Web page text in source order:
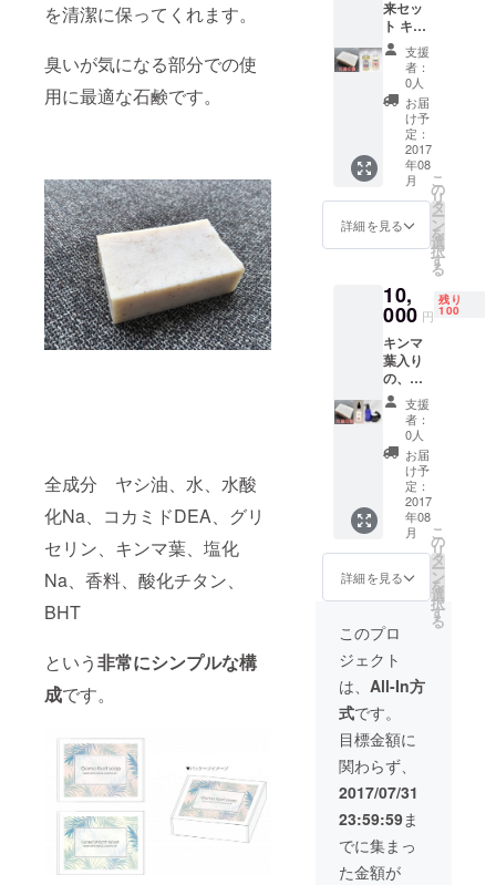
を清潔に保ってくれます。
臭いが気になる部分での使
用に最適な石鹸です。
全成分 ヤシ油、水、水酸
化Na、コカミドDEA、グリ
セリン、キンマ葉、塩化
Na、香料、酸化チタン、
BHT
という非常にシンプルな構
成です。
になる
場合が
ありま
す。
来セッ
ト キン
マ葉入
りの、
足専用
消臭石
鹸を6
個、 ご
もオー
ガニッ
クシャ
ンプー
400ml&
ごも
オーガ
トリー
トメン
ト
400g
各1本
合計8点
パッ
ケージ
カラー
は変更
になる
場合が
ありま
す。
支援
者：
0人
お届
け予
定：
2017
年08
月
詳細を見る
こ
の
リ
タ
ー
ン
を
選
択
す
る
10,
000 円
残り
100
キンマ
葉入り
の、足
専用消
臭石鹸
を10
個、 ご
もシャ
ンプー
300ml
、ごも
トリー
トメン
ト200g
各1個
ごもプ
レミア
ムヘア
オイル1
本 合計
13点
セット
パッ
ケージ
カラー
は変更
になる
場合が
ありま
す。
支援
者：
0人
お届
け予
定：
2017
年08
月
詳細を見る
こ
の
リ
タ
ー
ン
を
選
択
す
る
このプロ
ジェクト
は、 All-In方
式です。
目標金額に
関わらず、
2017/07/31
23:59:59ま
でに集まっ
た金額が